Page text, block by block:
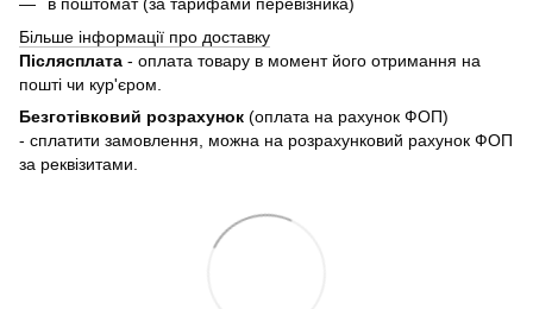
Більше інформації про доставку
Післясплата - оплата товару в момент його отримання на
пошті чи кур'єром.
Безготівковий розрахунок (оплата на рахунок ФОП)
- сплатити замовлення, можна на розрахунковий рахунок ФОП
за реквізитами.